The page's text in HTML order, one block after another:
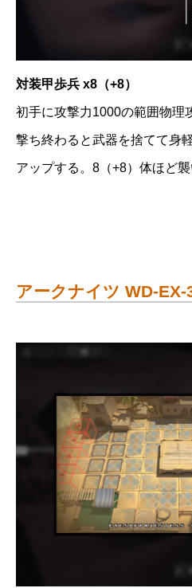
対装甲歩兵 x8（+8）
初手に攻撃力1000の範囲物理
撃ち終わると武器を捨てて身
アップする。8（+8）体ほど襲
アークナイツ WD-EX-